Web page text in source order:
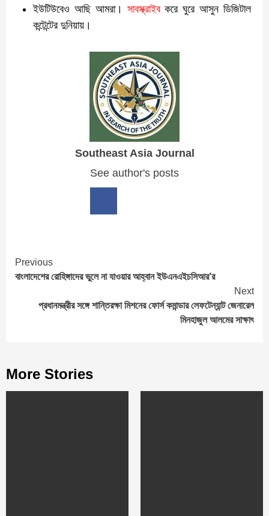
ইউটিউবেও আছি আমরা। সাবস্ক্রাইবকরে ঘুরে আসুন ডিজিটাল
কন্টেন্টের দুনিয়ায়।
Southeast Asia Journal
See author's posts
Continue
Reading
Previous
বাংলাদেশের রোহিঙ্গাদের ভুলে না যাওয়ার আহ্বান ইউএনএইচসিআর’র
Next
প্রধানমন্ত্রীর সঙ্গে শান্তিরক্ষা মিশনের ফোর্স কমান্ডার লেফটেন্যান্ট জেনারেল
মিনহাজুল আলমের সাক্ষাৎ
More Stories